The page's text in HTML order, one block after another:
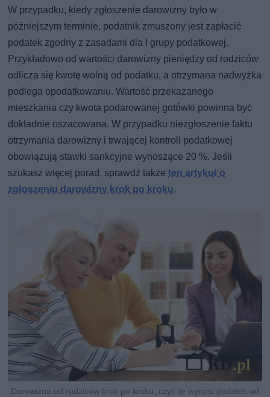
W przypadku, kiedy zgłoszenie darowizny było w
późniejszym terminie, podatnik zmuszony jest zapłacić
podatek zgodny z zasadami dla I grupy podatkowej.
Przykładowo od wartości darowizny pieniędzy od rodziców
odlicza się kwotę wolną od podatku, a otrzymana nadwyżka
podlega opodatkowaniu. Wartość przekazanego
mieszkania czy kwota podarowanej gotówki powinna być
dokładnie oszacowana. W przypadku niezgłoszenie faktu
otrzymania darowizny i trwającej kontroli podatkowej
obowiązują stawki sankcyjne wynoszące 20 %. Jeśli
szukasz więcej porad, sprawdź takżeten artykuł o
zgłoszeniu darowizny krok po kroku.
Darowizna od rodziców krok po kroku, czyli ile wynosi podatek od